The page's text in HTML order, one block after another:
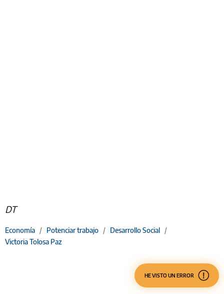
DT
Economía / Potenciar trabajo / Desarrollo Social /
Victoria Tolosa Paz
HE VISTO UN ERROR